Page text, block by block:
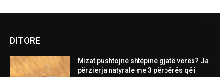
DITORE
Mizat pushtojnë shtëpinë gjatë verës? Ja
përzierja natyrale me 3 përbërës që i